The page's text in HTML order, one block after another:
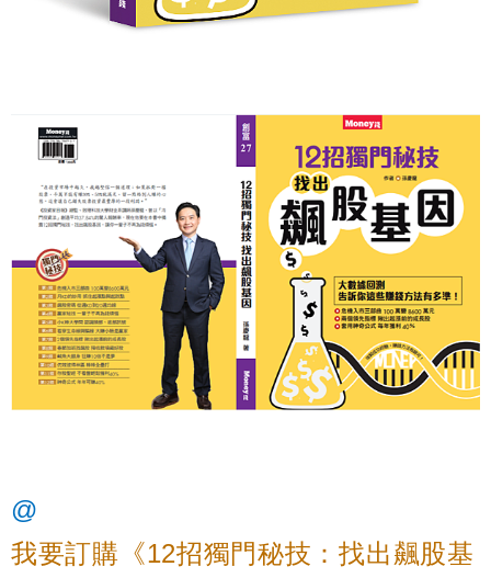
@
我要訂購《12招獨門秘技 ：找出飆股基